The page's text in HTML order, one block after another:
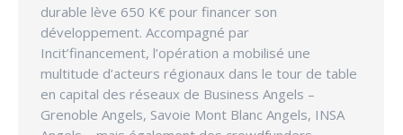
durable lève 650 K€ pour financer son
développement. Accompagné par
Incit’financement, l’opération a mobilisé une
multitude d’acteurs régionaux dans le tour de table
en capital des réseaux de Business Angels –
Grenoble Angels, Savoie Mont Blanc Angels, INSA